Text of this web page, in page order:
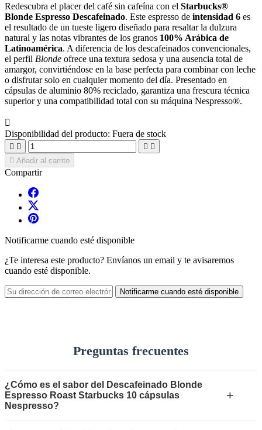
Redescubra el placer del café sin cafeína con el Starbucks®
Blonde Espresso Descafeinado. Este espresso de intensidad 6 es
el resultado de un tueste ligero diseñado para resaltar la dulzura
natural y las notas vibrantes de los granos 100% Arábica de
Latinoamérica. A diferencia de los descafeinados convencionales,
el perfil Blonde ofrece una textura sedosa y una ausencia total de
amargor, convirtiéndose en la base perfecta para combinar con leche
o disfrutar solo en cualquier momento del día. Presentado en
cápsulas de aluminio 80% reciclado, garantiza una frescura técnica
superior y una compatibilidad total con su máquina Nespresso®.

Disponibilidad del producto: Fuera de stock
   
 Añadir al carrito
Compartir
Notificarme cuando esté disponible
¿Te interesa este producto? Envíanos un email y te avisaremos
cuando esté disponible.
Notificarme cuando esté disponible
Preguntas frecuentes
¿Cómo es el sabor del Descafeinado Blonde
Espresso Roast Starbucks 10 cápsulas
Nespresso?
+